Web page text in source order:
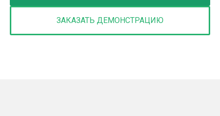
ЗАКАЗАТЬ ДЕМОНСТРАЦИЮ